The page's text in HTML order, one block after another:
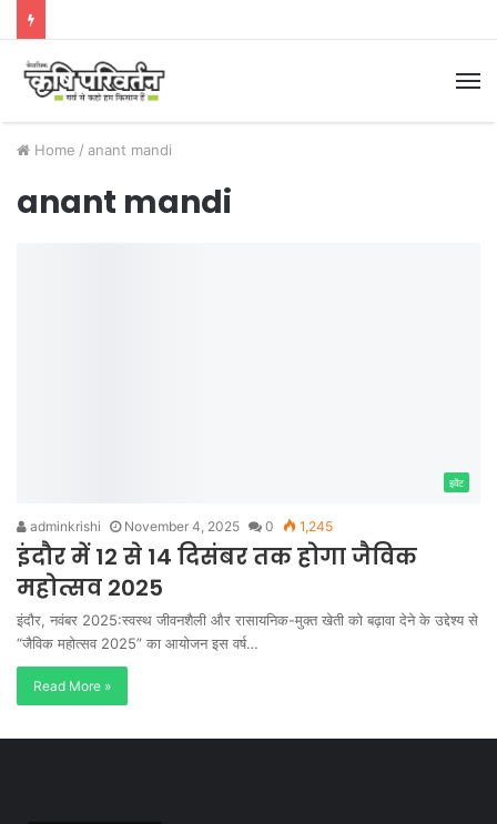
Home / anant mandi
anant mandi
इवेंट
adminkrishi November 4, 2025 0 1,245
इंदौर में 12 से 14 दिसंबर तक होगा जैविक
महोत्सव 2025
इंदौर, नवंबर 2025:स्वस्थ जीवनशैली और रासायनिक-मुक्त खेती को बढ़ावा देने के उद्देश्य से
“जैविक महोत्सव 2025” का आयोजन इस वर्ष…
Read More »